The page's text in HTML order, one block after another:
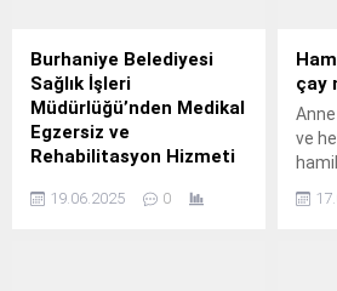
Burhaniye Belediyesi
Sağlık İşleri
Müdürlüğü’nden Medikal
Egzersiz ve
Rehabilitasyon Hizmeti
İşleri Müdürlüğü tarafından
19.06.2025 0
çay
ve